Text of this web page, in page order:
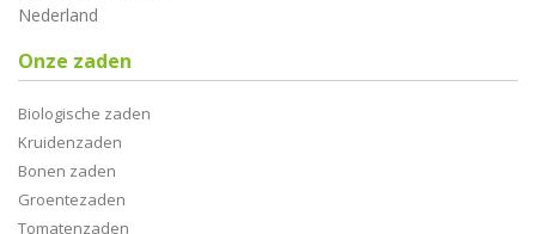
Nederland
Onze zaden
Biologische zaden
Kruidenzaden
Bonen zaden
Groentezaden
Tomatenzaden